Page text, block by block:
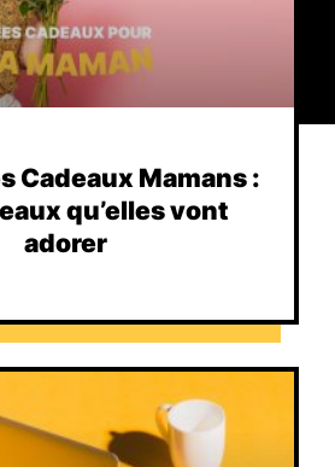
Cadeaux Mamans :
qu’elles vont
adorer